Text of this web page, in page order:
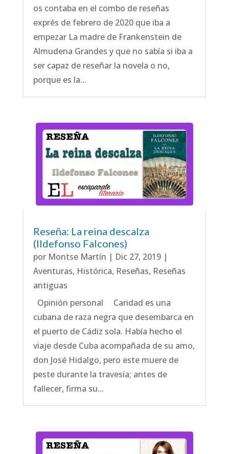
os contaba en el combo de reseñas
exprés de febrero de 2020 que iba a
empezar La madre de Frankenstein de
Almudena Grandes y que no sabía si iba a
ser capaz de reseñar la novela o no,
porque es la...
Reseña: La reina descalza
(Ildefonso Falcones)
por Montse Martín | Dic 27, 2019|
Aventuras, Histórica, Reseñas, Reseñas
antiguas
Opinión personal Caridad es una
cubana de raza negra que desembarca en
el puerto de Cádiz sola. Había hecho el
viaje desde Cuba acompañada de su amo,
don José Hidalgo, pero este muere de
peste durante la travesía; antes de
fallecer, firma su...